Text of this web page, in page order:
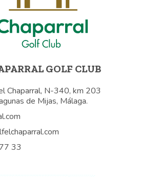
GOLF CLUB
Chaparral, N-340, km 203
de Mijas, Málaga.
33